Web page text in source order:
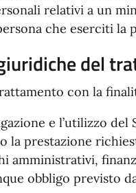
relativi a un
che eserciti la
del
con la
e l’utilizzo del
la prestazione
amministrativi,
obbligo previsto